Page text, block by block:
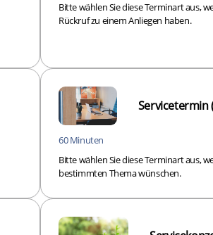
Bitte wählen Sie diese Terminart aus,
Rückruf zu einem Anliegen haben.
Servicetermin
60 Minuten
Bitte wählen Sie diese Terminart aus,
bestimmten Thema wünschen.